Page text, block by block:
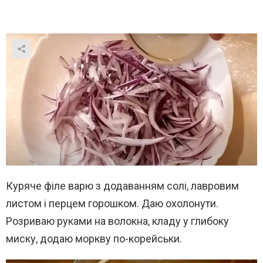
Куряче філе варю з додаванням солі, лавровим
листом і перцем горошком. Даю охолонути.
Розриваю руками на волокна, кладу у глибоку
миску, додаю моркву по-корейськи.